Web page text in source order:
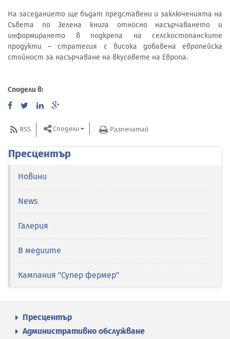
На заседанието ще бъдат представени и заключенията на
Съвета по Зелена книга относно насърчаването и
информирането в подкрепа на селскостопанските
продукти – стратегия с висока добавена европейска
стойност за насърчаване на вкусовете на Европа.
Сподели в:
RSS Сподели Разпечатай
Пресцентър
Новини
News
Галерия
В медиите
Кампания "Супер фермер"
Пресцентър
Административно обслужване